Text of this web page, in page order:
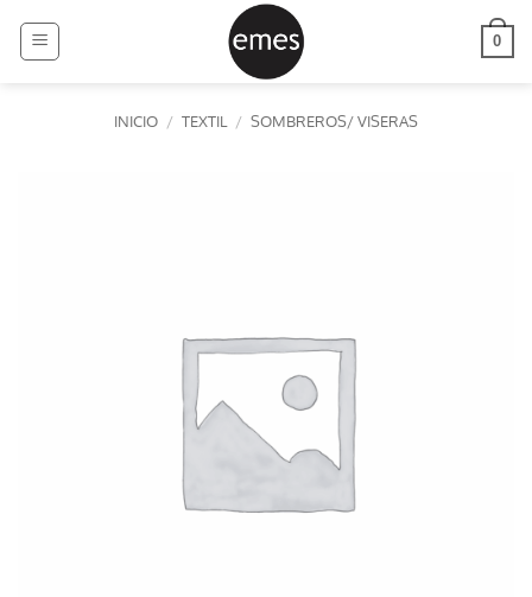
0
INICIO / TEXTIL / SOMBREROS/ VISERAS